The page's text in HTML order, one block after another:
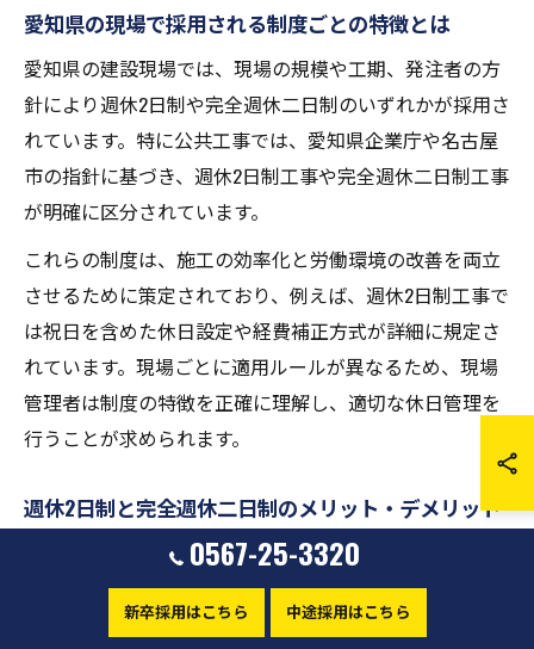
愛知県の現場で採用される制度ごとの特徴とは
愛知県の建設現場では、現場の規模や工期、発注者の方
針により週休2日制や完全週休二日制のいずれかが採用さ
れています。特に公共工事では、愛知県企業庁や名古屋
市の指針に基づき、週休2日制工事や完全週休二日制工事
が明確に区分されています。
これらの制度は、施工の効率化と労働環境の改善を両立
させるために策定されており、例えば、週休2日制工事で
は祝日を含めた休日設定や経費補正方式が詳細に規定さ
れています。現場ごとに適用ルールが異なるため、現場
管理者は制度の特徴を正確に理解し、適切な休日管理を
行うことが求められます。
週休2日制と完全週休二日制のメリット・デメリット
週休2日制の最大のメリットは、休日が週に2日確保され
ることで、従業員の疲労回復やプライベートの充実につ
ながる点です。一方、デメリットとしては休日が分散し
0567-25-3320
新卒採用はこちら 中途採用はこちら